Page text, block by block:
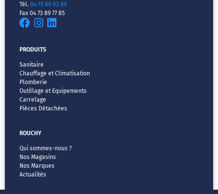
Tél. 04 73 89 02 89
Fax 04 73 89 77 85
PRODUITS
Sanitaire
Chauffage et Climatisation
Plomberie
Outillage et Equipements
Carrelage
Pièces Détachées
ROUCHY
Qui sommes-nous ?
Nos Magasins
Nos Marques
Actualités